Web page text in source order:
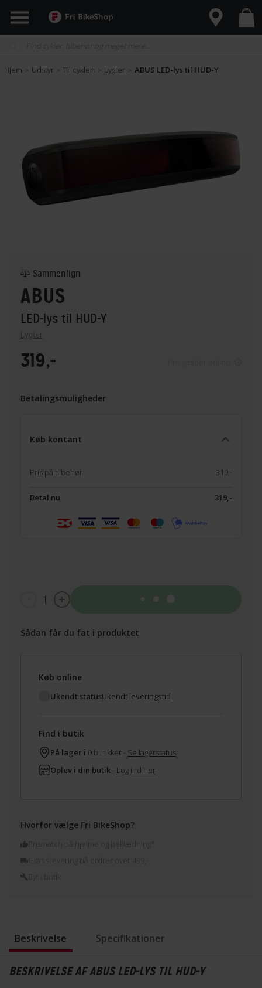
Hjem > Udstyr > Til cyklen > Lygter > ABUS LED-lys til HUD-Y
ABUS
LED-lys til HUD-Y
Lygter
Sammenlign
319,-
Betalingsmuligheder
Køb kontant
Pris på tilbehør 319,-
Betal nu 319,-
1
Sådan får du fat i produktet
Køb online
Ukendt statusUkendt leveringstid
Find i butik
På lager i 0 butikker - Se lagerstatus
Oplev i din butik - Log ind her
Hvorfor vælge Fri BikeShop?
Prismatch på hjelme og beklædning*
Beskrivelse Specifikationer
BESKRIVELSE AF ABUS LED-LYS TIL HUD-Y